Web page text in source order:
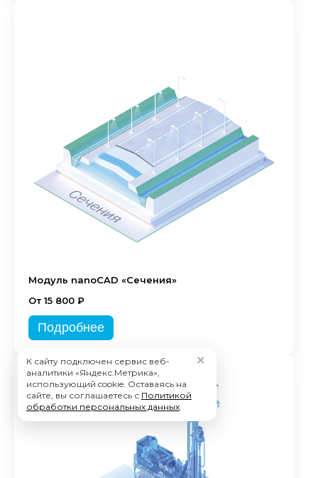
Модуль nanoCAD «Сечения»
От 15 800 ₽
Подробнее
К сайту подключен сервис веб-
аналитики «Яндекс.Метрика»,
использующий cookie. Оставаясь на
сайте, вы соглашаетесь с Политикой
обработки персональных данных.
✕